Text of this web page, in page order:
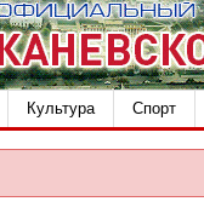
Культура Спорт